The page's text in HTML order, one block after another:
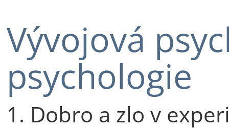
Vývojová
psychologie
1. Dobro a zlo v